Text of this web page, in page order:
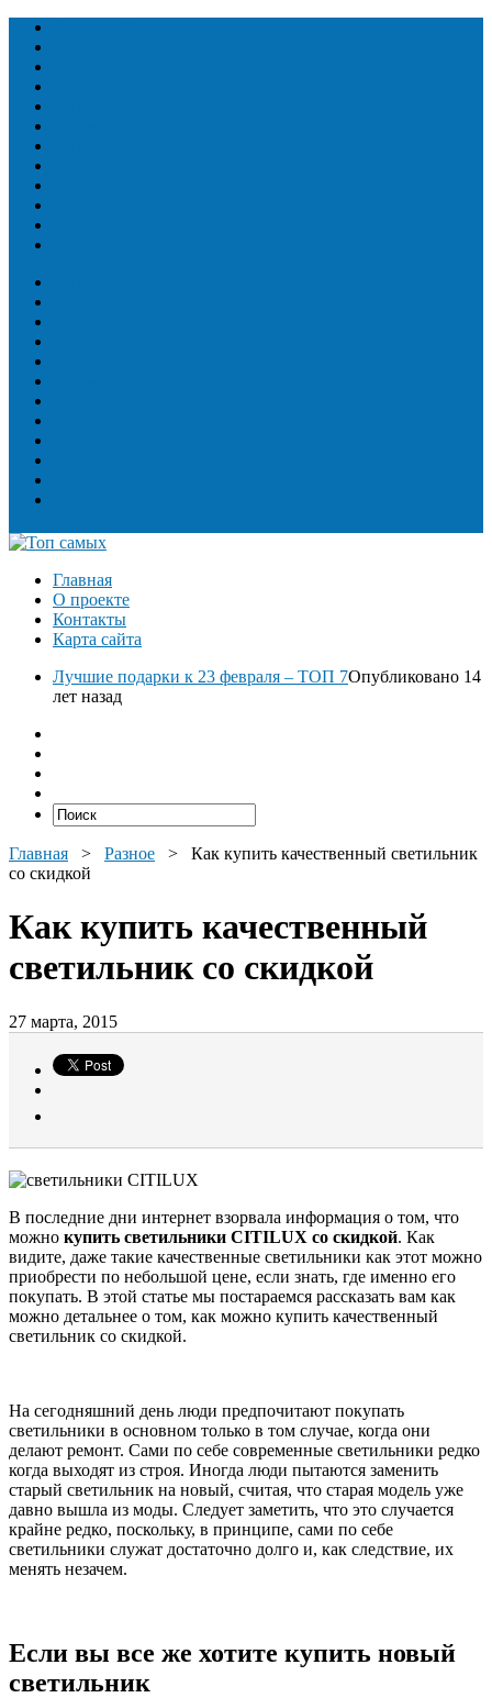
Главная
О проекте
Контакты
Карта сайта
Лучшие подарки к 23 февраля – ТОП 7Опубликовано 14
лет назад
Главная > Разное > Как купить качественный светильник
со скидкой
Как купить качественный
светильник со скидкой
27 марта, 2015
В последние дни интернет взорвала информация о том, что
можно купить светильники CITILUX со скидкой. Как
видите, даже такие качественные светильники как этот можно
приобрести по небольшой цене, если знать, где именно его
покупать. В этой статье мы постараемся рассказать вам как
можно детальнее о том, как можно купить качественный
светильник со скидкой.
На сегодняшний день люди предпочитают покупать
светильники в основном только в том случае, когда они
делают ремонт. Сами по себе современные светильники редко
когда выходят из строя. Иногда люди пытаются заменить
старый светильник на новый, считая, что старая модель уже
давно вышла из моды. Следует заметить, что это случается
крайне редко, поскольку, в принципе, сами по себе
светильники служат достаточно долго и, как следствие, их
менять незачем.
Если вы все же хотите купить новый
светильник